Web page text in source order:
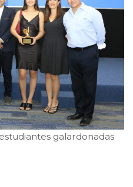
galardonadas